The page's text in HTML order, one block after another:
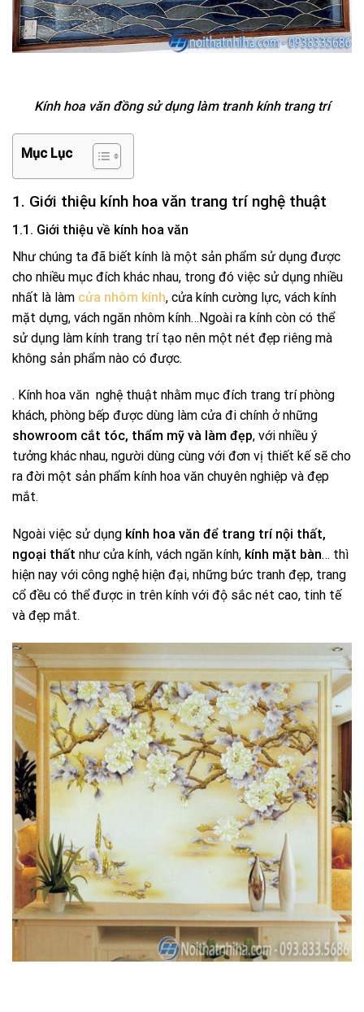
Kính hoa văn đồng sử dụng làm tranh kính trang trí
Mục Lục
1. Giới thiệu kính hoa văn trang trí nghệ thuật
1.1. Giới thiệu về kính hoa văn
Như chúng ta đã biết kính là một sản phẩm sử dụng được
cho nhiều mục đích khác nhau, trong đó việc sử dụng nhiều
nhất là làm cửa nhôm kính, cửa kính cường lực, vách kính
mặt dựng, vách ngăn nhôm kính…Ngoài ra kính còn có thể
sử dụng làm kính trang trí tạo nên một nét đẹp riêng mà
không sản phẩm nào có được.
. Kính hoa văn nghệ thuật nhằm mục đích trang trí phòng
khách, phòng bếp được dùng làm cửa đi chính ở những
showroom cắt tóc, thẩm mỹ và làm đẹp, với nhiều ý
tưởng khác nhau, người dùng cùng với đơn vị thiết kế sẽ cho
ra đời một sản phẩm kính hoa văn chuyên nghiệp và đẹp
mắt.
Ngoài việc sử dụng kính hoa văn để trang trí nội thất,
ngoại thất như cửa kính, vách ngăn kính, kính mặt bàn… thì
hiện nay với công nghệ hiện đại, những bức tranh đẹp, trang
cổ đều có thể được in trên kính với độ sắc nét cao, tinh tế
và đẹp mắt.